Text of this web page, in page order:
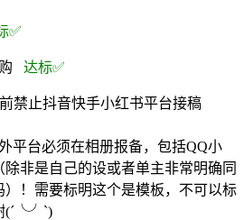
✅
达标✅
禁止抖音快手小红书平台接稿
平台必须在相册报备，包括QQ小
非是自己的设或者单主非常明确同
！需要标明这个是模板，不可以标
(´╰╯`)